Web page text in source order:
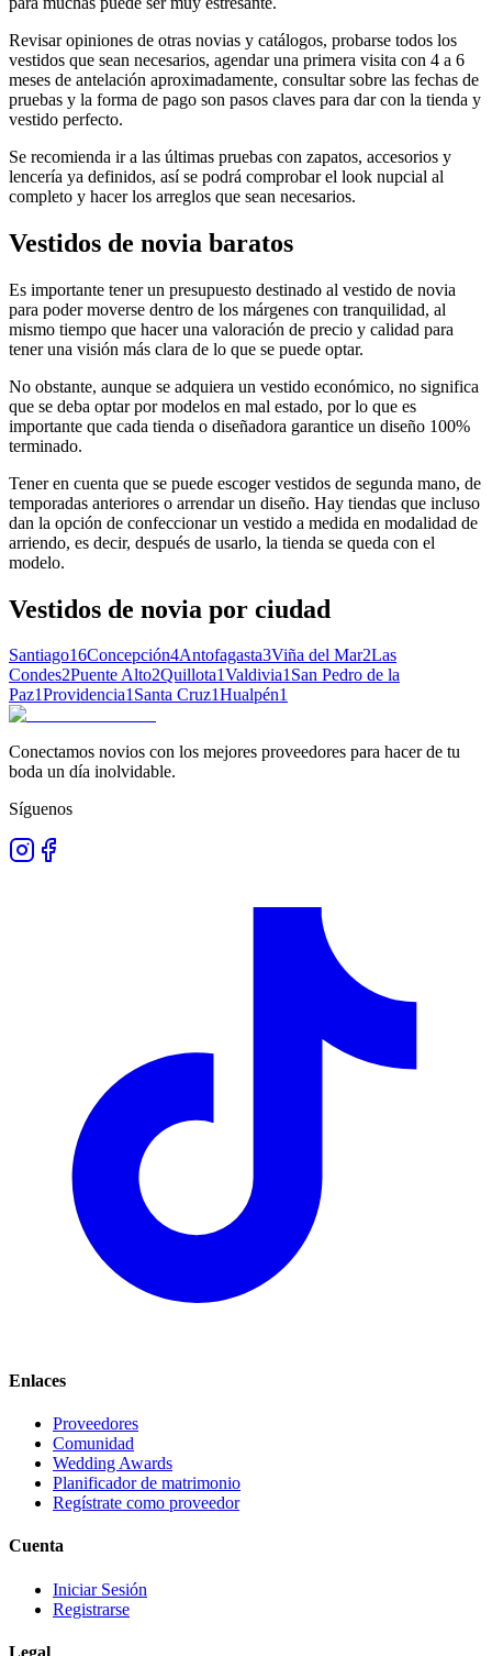
Revisar opiniones de otras novias y catálogos, probarse todos los
vestidos que sean necesarios, agendar una primera visita con 4 a 6
meses de antelación aproximadamente, consultar sobre las fechas de
pruebas y la forma de pago son pasos claves para dar con la tienda y
vestido perfecto.
Se recomienda ir a las últimas pruebas con zapatos, accesorios y
lencería ya definidos, así se podrá comprobar el look nupcial al
completo y hacer los arreglos que sean necesarios.
Vestidos de novia baratos
Es importante tener un presupuesto destinado al vestido de novia
para poder moverse dentro de los márgenes con tranquilidad, al
mismo tiempo que hacer una valoración de precio y calidad para
tener una visión más clara de lo que se puede optar.
No obstante, aunque se adquiera un vestido económico, no significa
que se deba optar por modelos en mal estado, por lo que es
importante que cada tienda o diseñadora garantice un diseño 100%
terminado.
Tener en cuenta que se puede escoger vestidos de segunda mano, de
temporadas anteriores o arrendar un diseño. Hay tiendas que incluso
dan la opción de confeccionar un vestido a medida en modalidad de
arriendo, es decir, después de usarlo, la tienda se queda con el
modelo.
Vestidos de novia por ciudad
Santiago16Concepción4Antofagasta3Viña del Mar2Las
Condes2Puente Alto2Quillota1Valdivia1San Pedro de la
Paz1Providencia1Santa Cruz1Hualpén1
Conectamos novios con los mejores proveedores para hacer de tu
boda un día inolvidable.
Síguenos
Enlaces
Proveedores
Comunidad
Wedding Awards
Planificador de matrimonio
Regístrate como proveedor
Cuenta
Iniciar Sesión
Registrarse
Legal